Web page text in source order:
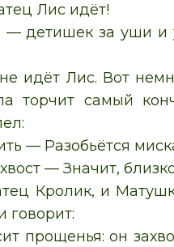
Лис идёт!
— детишек за уши и
идёт Лис. Вот
торчит самый
— Разобьётся
— Значит,
Кролик, и
говорит:
прощенья: он